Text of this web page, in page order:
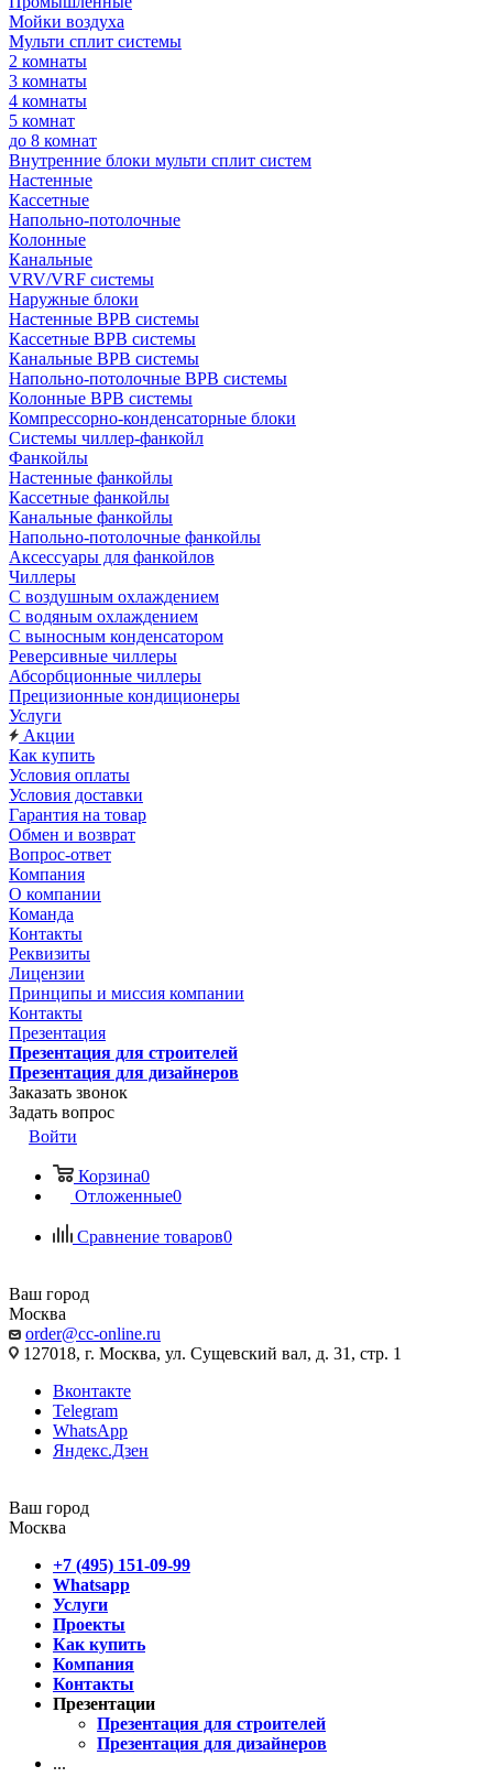
Мойки воздуха
Мульти сплит системы
2 комнаты
3 комнаты
4 комнаты
5 комнат
до 8 комнат
Внутренние блоки мульти сплит систем
Настенные
Кассетные
Напольно-потолочные
Колонные
Канальные
VRV/VRF системы
Наружные блоки
Настенные ВРВ системы
Кассетные ВРВ системы
Канальные ВРВ системы
Напольно-потолочные ВРВ системы
Колонные ВРВ системы
Компрессорно-конденсаторные блоки
Системы чиллер-фанкойл
Фанкойлы
Настенные фанкойлы
Кассетные фанкойлы
Канальные фанкойлы
Напольно-потолочные фанкойлы
Аксессуары для фанкойлов
Чиллеры
С воздушным охлаждением
С водяным охлаждением
С выносным конденсатором
Реверсивные чиллеры
Абсорбционные чиллеры
Прецизионные кондиционеры
Услуги
Акции
Как купить
Условия оплаты
Условия доставки
Гарантия на товар
Обмен и возврат
Вопрос-ответ
Компания
О компании
Команда
Контакты
Реквизиты
Лицензии
Принципы и миссия компании
Контакты
Презентация
Презентация для строителей
Презентация для дизайнеров
Заказать звонок
Задать вопрос
Войти
Корзина0
Отложенные0
Сравнение товаров0
Ваш город
Москва
order@cc-online.ru
127018, г. Москва, ул. Сущевский вал, д. 31, стр. 1
Вконтакте
Telegram
WhatsApp
Яндекс.Дзен
Ваш город
Москва
+7 (495) 151-09-99
Whatsapp
Услуги
Проекты
Как купить
Компания
Контакты
Презентации
Презентация для строителей
Презентация для дизайнеров
...